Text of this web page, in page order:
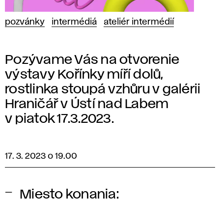
pozvánky intermédiá ateliér intermédií
Pozývame Vás na otvorenie
výstavy Kořínky míří dolů,
rostlinka stoupá vzhůru v galérii
Hraničář v Ústí nad Labem
v piatok 17.3.2023.
17. 3. 2023 o 19.00
Miesto konania: